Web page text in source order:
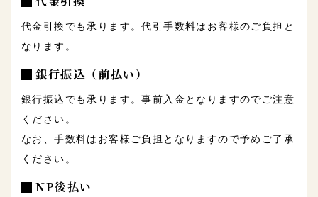
代金引換でも承ります。代引手数料はお客様のご負担と
なります。
銀行振込（前払い）
銀行振込でも承ります。事前入金となりますのでご注意
ください。
なお、手数料はお客様ご負担となりますので予めご了承
ください。
NP後払い